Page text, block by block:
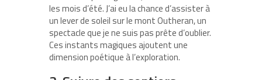
les mois d’été. J’ai eu la chance d’assister à
un lever de soleil sur le mont Outheran, un
spectacle que je ne suis pas prête d’oublier.
Ces instants magiques ajoutent une
dimension poétique à l’exploration.